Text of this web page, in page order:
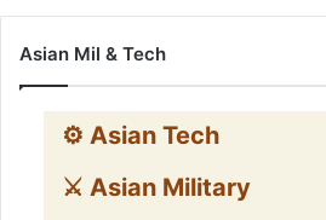
Asian Mil & Tech
⚙️ Asian Tech
⚔️ Asian Military